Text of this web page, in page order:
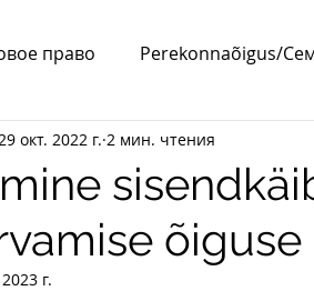
право Perekonnaõigus/
ВНЖ Abielu/Брак
29 окт. 2022 г. 2 мин. чтения
г.